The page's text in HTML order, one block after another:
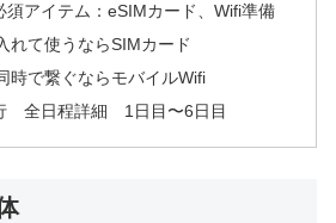
須アイテム：eSIMカード、Wifi準備
れて使うならSIMカード
時で繋ぐならモバイルWifi
全日程詳細 1日目〜6日目